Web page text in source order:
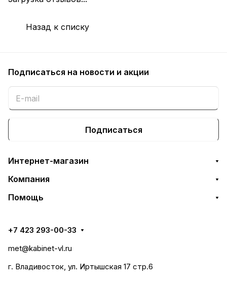
Назад к списку
Подписаться на новости и акции
Подписаться
Интернет-магазин
Компания
Помощь
+7 423 293-00-33
met@kabinet-vl.ru
г. Владивосток, ул. Иртышская 17 стр.6